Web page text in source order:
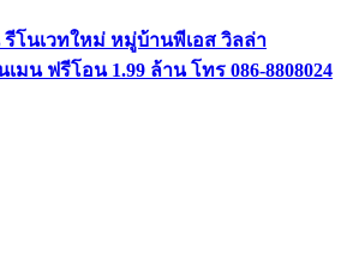
โนเวทใหม่ หมู่บ้านพีเอส วิลล่า
มน ฟรีโอน 1.99 ล้าน โทร 086-8808024